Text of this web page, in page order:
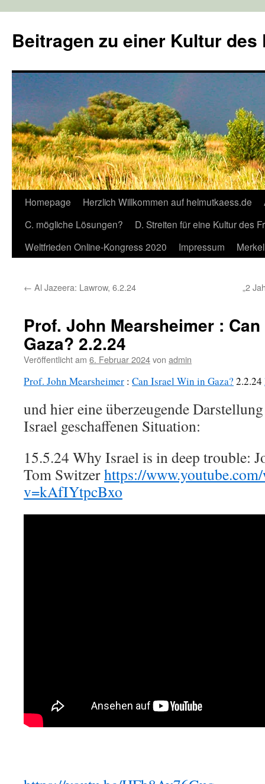
springen
Beitragen zu einer Kultur des
Homepage Herzlich Willkommen auf helmutkaess.de
C. mögliche Lösungen?
D. Streiten für eine Kultur des
Weltfrieden Online-Kongress 2020
Impressum
← Al Jazeera: Lawrow, 6.2.24 „2
Prof. John Mearsheimer :
Gaza? 2.2.24
Veröffentlicht am 6. Februar 2024von admin
Prof. John Mearsheimer : Can Israel Win in Gaza? 2.2.24
und hier eine überzeugende
Israel geschaffenen Situation:
15.5.24 Why Israel is in deep trouble:
Tom Switzerhttps://
v=kAfIYtpcBxo